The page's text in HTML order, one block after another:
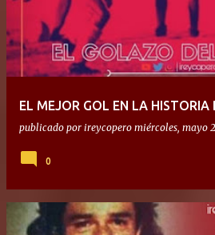
EL MEJOR GOL EN LA HISTORIA
publicado por ireycopero miércoles, mayo
0